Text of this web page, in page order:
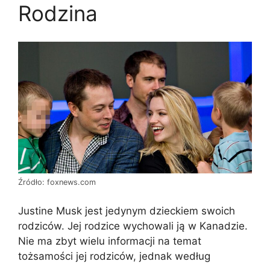
Rodzina
Źródło: foxnews.com
Justine Musk jest jedynym dzieckiem swoich
rodziców. Jej rodzice wychowali ją w Kanadzie.
Nie ma zbyt wielu informacji na temat
tożsamości jej rodziców, jednak według